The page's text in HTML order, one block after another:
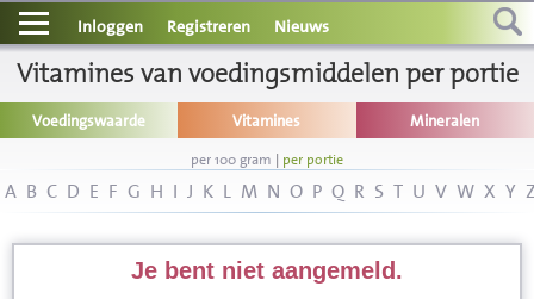
Contact
Informatie
Disclaimer
Inloggen Registreren Nieuws
Vitamines van voedingsmiddelen per portie
Voedingswaarde Vitamines Mineralen
per 100 gram | per portie
A B C D E F G H I J K L M N O P Q R S T U V W X Y
Je bent niet aangemeld.